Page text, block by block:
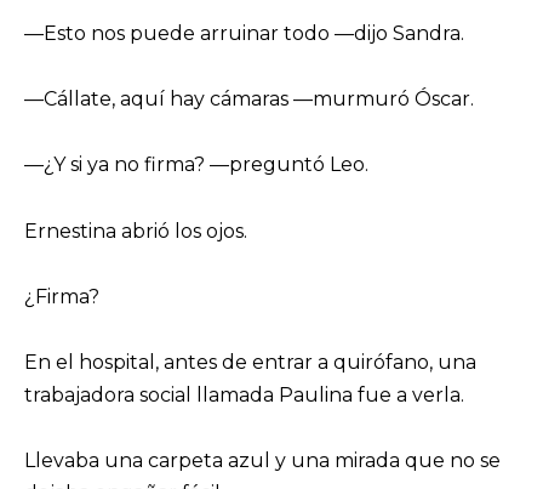
—Esto nos puede arruinar todo —dijo Sandra.
—Cállate, aquí hay cámaras —murmuró Óscar.
—¿Y si ya no firma? —preguntó Leo.
Ernestina abrió los ojos.
¿Firma?
En el hospital, antes de entrar a quirófano, una
trabajadora social llamada Paulina fue a verla.
Llevaba una carpeta azul y una mirada que no se